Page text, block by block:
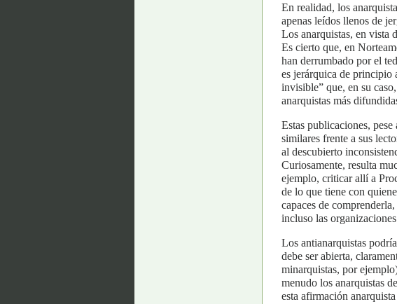
En realidad, los
apenas leídos llenos de
Los anarquistas, en vista
Es cierto que, en
han derrumbado por el
es jerárquica de principio
invisible” que, en su
anarquistas más
Estas publicaciones,
similares frente a sus
al descubierto
Curiosamente, resulta
ejemplo, criticar allí a
de lo que tiene con
capaces de
incluso las
Los antianarquistas
debe ser abierta,
minarquistas, por
menudo los anarquistas
esta afirmación